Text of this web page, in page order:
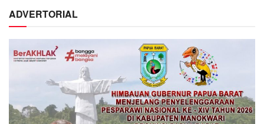
ADVERTORIAL